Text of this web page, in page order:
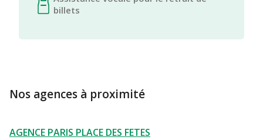
billets
Nos agences à proximité
AGENCE PARIS PLACE DES FETES